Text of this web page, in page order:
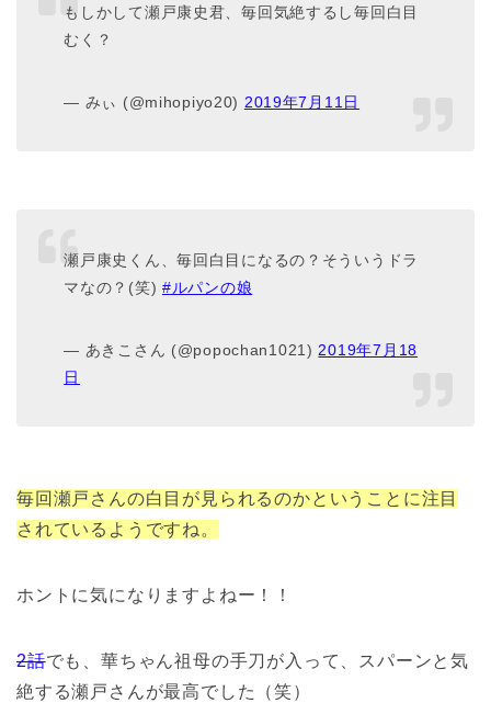
もしかして瀬戸康史君、毎回気絶するし毎回白目
むく？
— みぃ (@mihopiyo20) 2019年7月11日
瀬戸康史くん、毎回白目になるの？そういうドラ
マなの？(笑) #ルパンの娘
— あきこさん (@popochan1021) 2019年7月18
日
毎回瀬戸さんの白目が見られるのかということに注目
されているようですね。
ホントに気になりますよねー！！
2話でも、華ちゃん祖母の手刀が入って、スパーンと気
絶する瀬戸さんが最高でした（笑）